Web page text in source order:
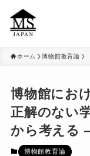
ホーム 博物館教育論
博物館にお
正解のない
から考える
博物館教育論